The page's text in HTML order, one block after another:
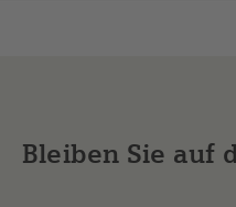
Bleiben Sie auf